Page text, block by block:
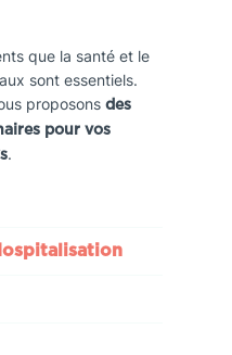
que la santé et le
sont essentiels.
proposons des
pour vos
.